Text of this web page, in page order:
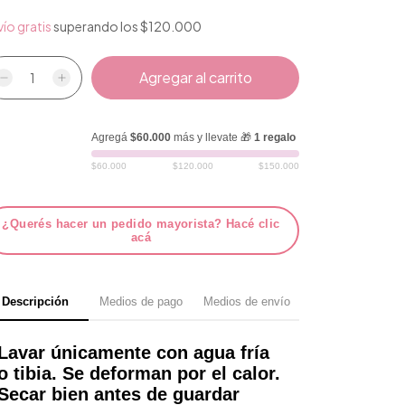
gratissuperando los$120.000
Agregá $60.000 más y llevate 🎁 1 regalo
$60.000 $120.000 $150.000
¿Querés hacer un pedido mayorista? Hacé clic
acá
Descripción Medios de pago Medios de envío
únicamente con agua fría
tibia. Se deforman por el calor.
bien antes de guardar